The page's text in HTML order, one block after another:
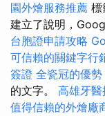
園外燴服務推薦 標
建立了說明，
台胞證申請攻略
可信賴的關鍵字行
簽證 全瓷冠的優勢
的文字。 高雄牙醫
值得信賴的外燴廠